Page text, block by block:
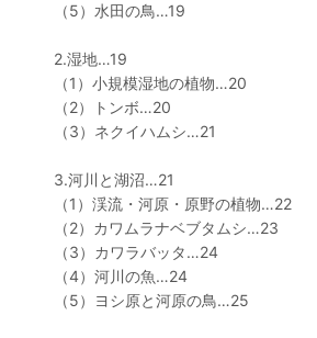
（5）水田の鳥…19
2.湿地…19
（1）小規模湿地の植物…20
（2）トンボ…20
（3）ネクイハムシ…21
3.河川と湖沼…21
（1）渓流・河原・原野の植物…22
（2）カワムラナベブタムシ…23
（3）カワラバッタ…24
（4）河川の魚…24
（5）ヨシ原と河原の鳥…25